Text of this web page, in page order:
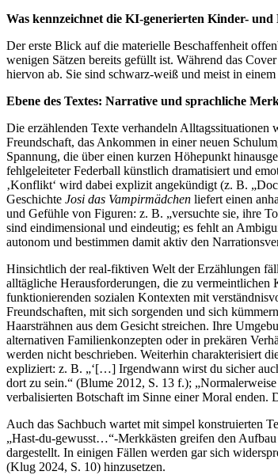
Was kennzeichnet die KI-generierten Kinder-
Der erste Blick auf die materielle Beschaffenheit
wenigen Sätzen bereits gefüllt ist. Während das
hiervon ab. Sie sind schwarz-weiß und meist in einem
Ebene des Textes: Narrative und sprachliche
Die erzählenden Texte verhandeln
Freundschaft, das Ankommen in einer neuen
Spannung, die über einen kurzen Höhepunkt
fehlgeleiteter Federball künstlich dramatisiert und
‚Konflikt‘ wird dabei explizit angekündigt (z. B.
Geschichte Josi das Vampirmädchen liefert einen
und Gefühle von Figuren: z. B. „versuchte sie, ihre
sind eindimensional und eindeutig; es fehlt an
autonom und bestimmen damit aktiv den
Hinsichtlich der real-fiktiven Welt der Erzählungen
alltägliche Herausforderungen, die zu
funktionierenden sozialen Kontexten mit
Freundschaften, mit sich sorgenden und sich
Haarsträhnen aus dem Gesicht streichen. Ihre
alternativen Familienkonzepten oder in prekären
werden nicht beschrieben. Weiterhin charakterisiert
expliziert: z. B. „‘[…] Irgendwann wirst du sicher
dort zu sein.“ (Blume 2012, S. 13 f.);
verbalisierten Botschaft im Sinne einer Moral enden.
Auch das Sachbuch wartet mit simpel konstruierten
„Hast-du-gewusst…“-Merkkästen greifen den
dargestellt. In einigen Fällen werden gar sich
(Klug 2024, S. 10) hinzusetzen.